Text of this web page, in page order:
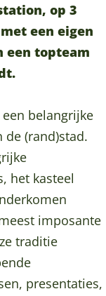
op 3
een eigen
een topteam
belangrijke
de (rand)stad.
het kasteel
imposante
traditie
presentaties,